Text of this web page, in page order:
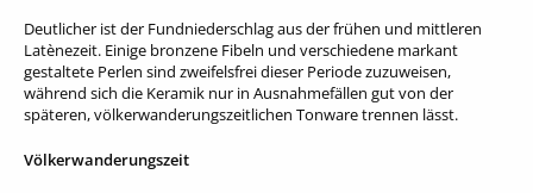
Deutlicher ist der Fundniederschlag aus der frühen und mittleren
Latènezeit. Einige bronzene Fibeln und verschiedene markant
gestaltete Perlen sind zweifelsfrei dieser Periode zuzuweisen,
während sich die Keramik nur in Ausnahmefällen gut von der
späteren, völkerwanderungszeitlichen Tonware trennen lässt.
Völkerwanderungszeit